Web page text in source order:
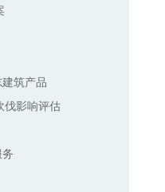
筑产品
伐影响评估